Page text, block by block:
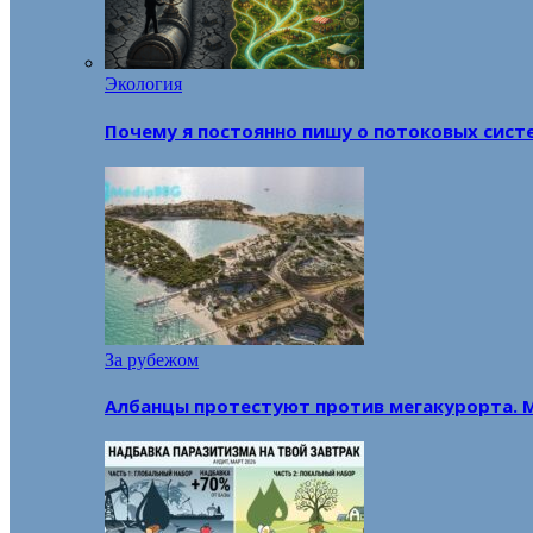
Экология
Почему я постоянно пишу о потоковых
За рубежом
Албанцы протестуют против мегакурорта.